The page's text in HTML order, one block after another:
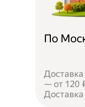
По
— от 120